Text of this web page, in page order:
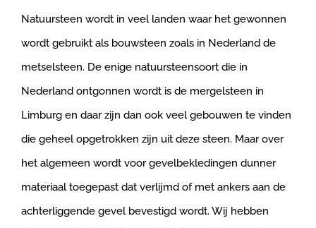
Natuursteen wordt in veel landen waar het gewonnen
wordt gebruikt als bouwsteen zoals in Nederland de
metselsteen. De enige natuursteensoort die in
Nederland ontgonnen wordt is de mergelsteen in
Limburg en daar zijn dan ook veel gebouwen te vinden
die geheel opgetrokken zijn uit deze steen. Maar over
het algemeen wordt voor gevelbekledingen dunner
materiaal toegepast dat verlijmd of met ankers aan de
achterliggende gevel bevestigd wordt. Wij hebben